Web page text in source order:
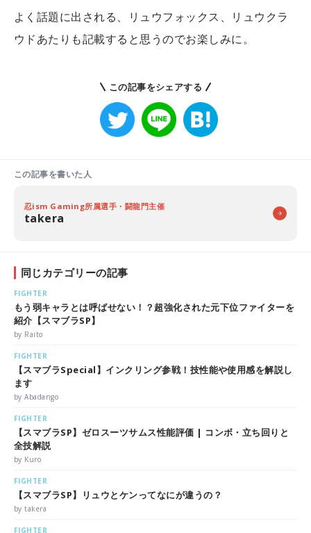
よく話題に出される、リュウフォックス、リュウクラ
ウドあたりも記載すると思うのでお楽しみに。
この記事をシェアする
この記事を書いた人
忍ism Gaming所属選手・闘龍門主催
takera
同じカテゴリーの記事
FIGHTER
もう弱キャラとは呼ばせない！？超強化された元下位ファイターを
紹介【スマブラSP】
by Raito
FIGHTER
【スマブラSpecial】インクリング参戦！技性能や使用感を解説し
ます
by Abadango
FIGHTER
【スマブラSP】ゼロスーツサムス性能評価 | コンボ・立ち回りと
全技解説
by Kuro
FIGHTER
【スマブラSP】リュウとケンってなにが違うの？
by takera
FIGHTER